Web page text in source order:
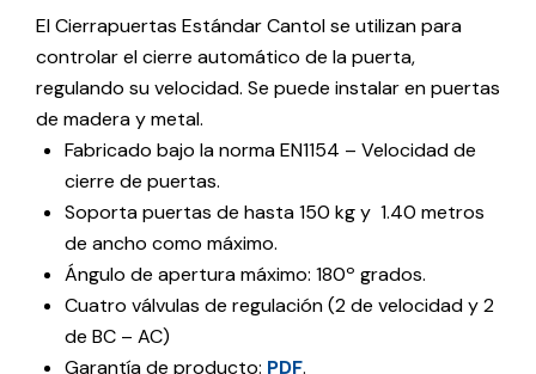
El Cierrapuertas Estándar Cantol se utilizan para
controlar el cierre automático de la puerta,
regulando su velocidad. Se puede instalar en puertas
de madera y metal.
Fabricado bajo la norma EN1154 – Velocidad de
cierre de puertas.
Soporta puertas de hasta 150 kg y 1.40 metros
de ancho como máximo.
Ángulo de apertura máximo: 180º grados.
Cuatro válvulas de regulación (2 de velocidad y 2
de BC – AC)
Garantía de producto: PDF.